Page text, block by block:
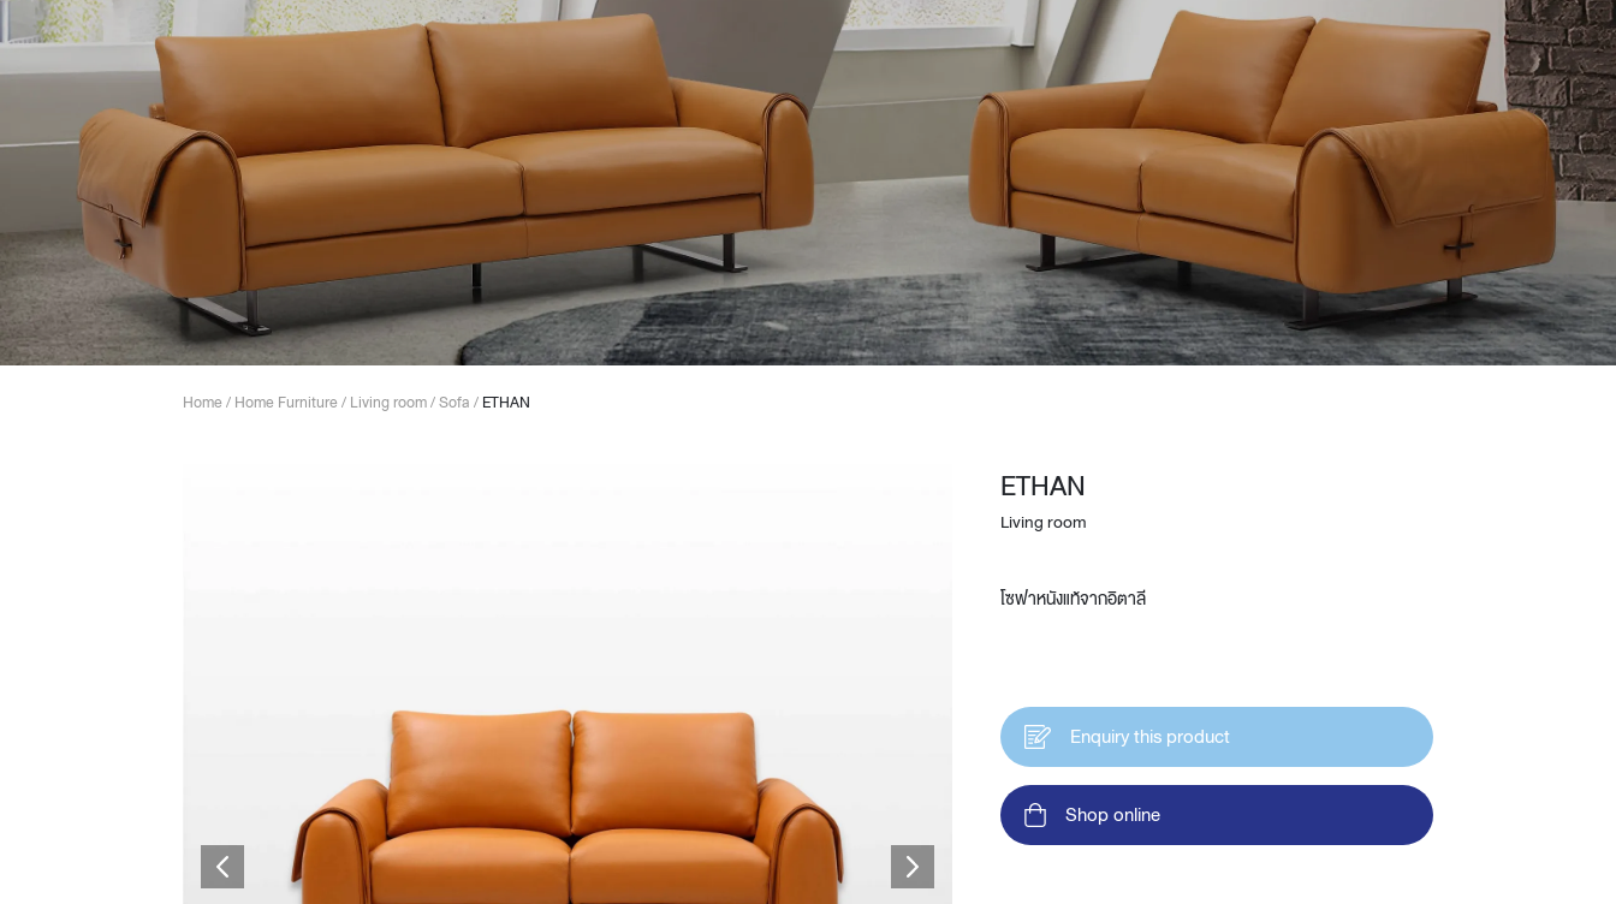
Lounge area
Collaboration space
Wardrobe
Partition & Sliding Door
Ergonomic Recliner Steelcase
Design Awards
Collection
Home/Home Furniture/Living room/Sofa/ETHAN
ETHAN
Living room
โซฟาหนังแท้จากอิตาลี
Enquiry this product
Shop online